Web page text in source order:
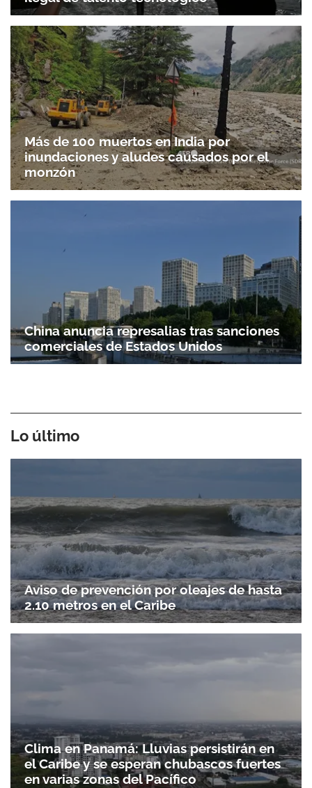
ACEPTAR
Más de 100 muertos en India por
inundaciones y aludes causados por el
monzón
China anuncia represalias tras sanciones
comerciales de Estados Unidos
Lo último
Aviso de prevención por oleajes de hasta
2.10 metros en el Caribe
Clima en Panamá: Lluvias persistirán en
el Caribe y se esperan chubascos fuertes
en varias zonas del Pacífico